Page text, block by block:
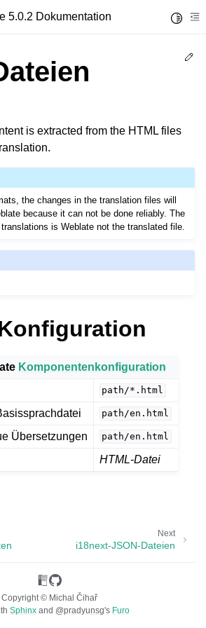
sidebar
5.0.2 Dokumentation
Dateiformate
is extracted from the HTML files
the changes in the translation files will
because it can not be done reliably. The
is Weblate not the translated file.
Komponentenkonfiguration
path/*.html
path/en.html
Übersetzungen path/en.html
HTML-Datei
Next
i18next-JSON-Dateien
Copyright © Michal Čihař
Sphinx and @pradyunsg's Furo